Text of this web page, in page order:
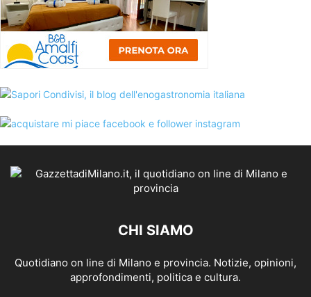
CHI SIAMO
Quotidiano on line di Milano e provincia. Notizie, opinioni,
approfondimenti, politica e cultura.